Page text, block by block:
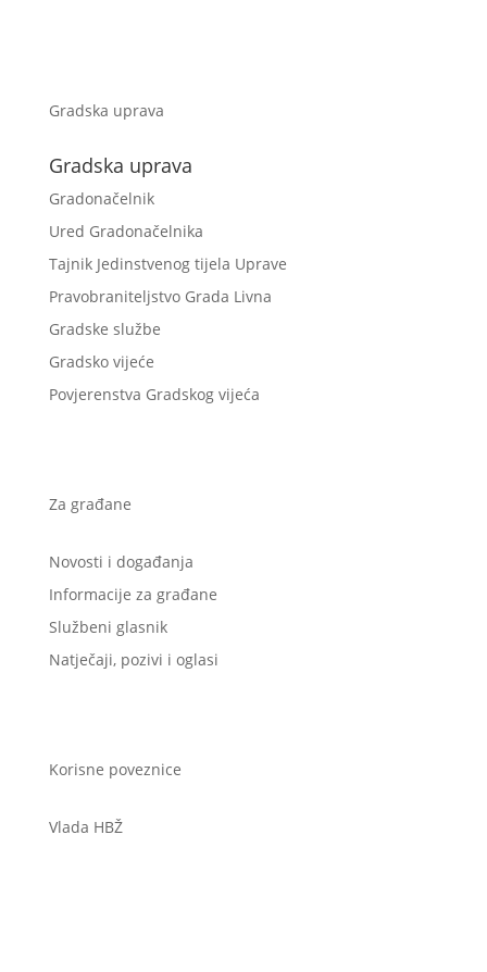
Gradska uprava
Gradska uprava
Gradonačelnik
Ured Gradonačelnika
Tajnik Jedinstvenog tijela Uprave
Pravobraniteljstvo Grada Livna
Gradske službe
Gradsko vijeće
Povjerenstva Gradskog vijeća
Za građane
Novosti i događanja
Informacije za građane
Službeni glasnik
Natječaji, pozivi i oglasi
Korisne poveznice
Vlada HBŽ